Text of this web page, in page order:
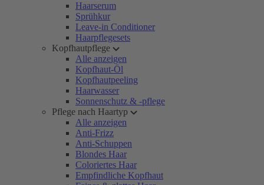
Haarserum
Sprühkur
Leave-in Conditioner
Haarpflegesets
Kopfhautpflege
Alle anzeigen
Kopfhaut-Öl
Kopfhautpeeling
Haarwasser
Sonnenschutz & -pflege
Pflege nach Haartyp
Alle anzeigen
Anti-Frizz
Anti-Schuppen
Blondes Haar
Coloriertes Haar
Empfindliche Kopfhaut